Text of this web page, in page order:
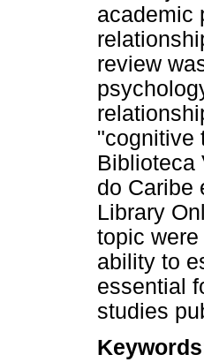
academic
review
"cognitive
Biblioteca
do Caribe
Library
topic
ability to
essential
studies